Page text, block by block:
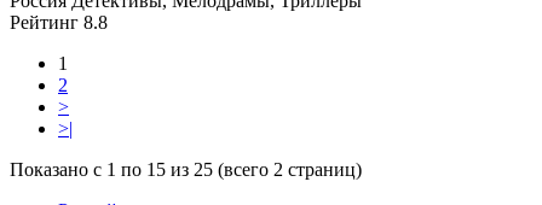
Рейтинг 8.8
1
2
>
>|
Показано с 1 по 15 из 25 (всего 2 страниц)